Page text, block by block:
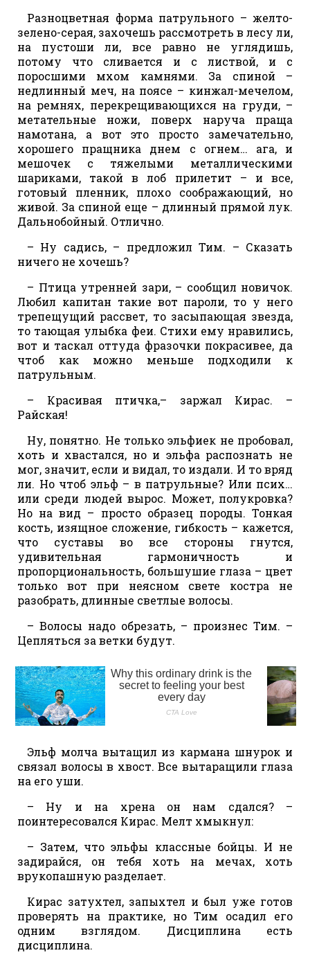
Разноцветная форма патрульного – желто-
зелено-серая, захочешь рассмотреть в лесу ли,
на пустоши ли, все равно не углядишь,
потому что сливается и с листвой, и с
поросшими мхом камнями. За спиной –
недлинный меч, на поясе – кинжал-мечелом,
на ремнях, перекрещивающихся на груди, –
метательные ножи, поверх наруча праща
намотана, а вот это просто замечательно,
хорошего пращника днем с огнем… ага, и
мешочек с тяжелыми металлическими
шариками, такой в лоб прилетит – и все,
готовый пленник, плохо соображающий, но
живой. За спиной еще – длинный прямой лук.
Дальнобойный. Отлично.
– Ну садись, – предложил Тим. – Сказать
ничего не хочешь?
– Птица утренней зари, – сообщил новичок.
Любил капитан такие вот пароли, то у него
трепещущий рассвет, то засыпающая звезда,
то тающая улыбка феи. Стихи ему нравились,
вот и таскал оттуда фразочки покрасивее, да
чтоб как можно меньше подходили к
патрульным.
– Красивая птичка,– заржал Кирас. –
Райская!
Ну, понятно. Не только эльфиек не пробовал,
хоть и хвастался, но и эльфа распознать не
мог, значит, если и видал, то издали. И то вряд
ли. Но чтоб эльф – в патрульные? Или псих…
или среди людей вырос. Может, полукровка?
Но на вид – просто образец породы. Тонкая
кость, изящное сложение, гибкость – кажется,
что суставы во все стороны гнутся,
удивительная гармоничность и
пропорциональность, большушие глаза – цвет
только вот при неясном свете костра не
разобрать, длинные светлые волосы.
– Волосы надо обрезать, – произнес Тим. –
Цепляться за ветки будут.
Эльф молча вытащил из кармана шнурок и
связал волосы в хвост. Все вытаращили глаза
на его уши.
– Ну и на хрена он нам сдался? –
поинтересовался Кирас. Мелт хмыкнул:
– Затем, что эльфы классные бойцы. И не
задирайся, он тебя хоть на мечах, хоть
врукопашную разделает.
Кирас затухтел, запыхтел и был уже готов
проверять на практике, но Тим осадил его
одним взглядом. Дисциплина есть
дисциплина.